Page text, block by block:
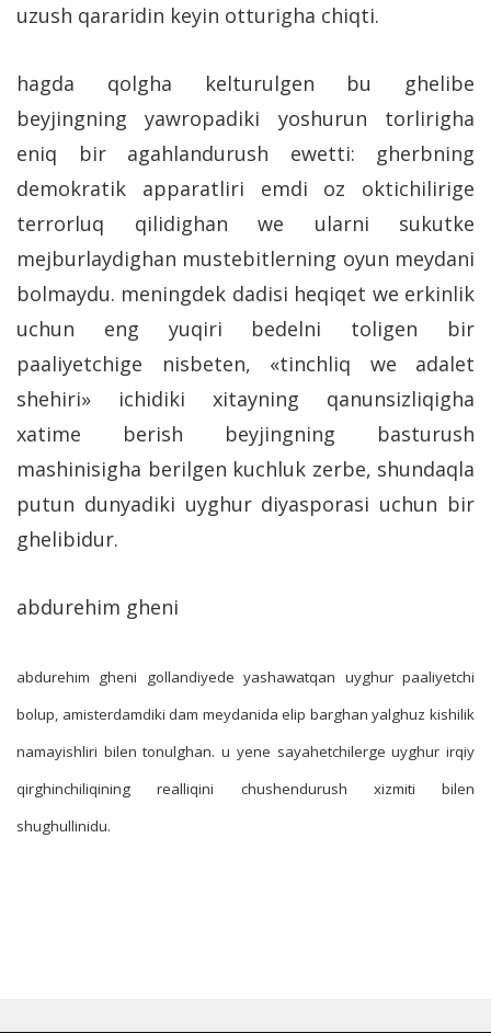
uzush qararidin keyin otturigha chiqti.
hagda qolgha kelturulgen bu ghelibe
beyjingning yawropadiki yoshurun torlirigha
eniq bir agahlandurush ewetti: gherbning
demokratik apparatliri emdi oz oktichilirige
terrorluq qilidighan we ularni sukutke
mejburlaydighan mustebitlerning oyun meydani
bolmaydu. meningdek dadisi heqiqet we erkinlik
uchun eng yuqiri bedelni toligen bir
paaliyetchige nisbeten, «tinchliq we adalet
shehiri» ichidiki xitayning qanunsizliqigha
xatime berish beyjingning basturush
mashinisigha berilgen kuchluk zerbe, shundaqla
putun dunyadiki uyghur diyasporasi uchun bir
ghelibidur.
abdurehim gheni
abdurehim gheni gollandiyede yashawatqan uyghur paaliyetchi
bolup, amisterdamdiki dam meydanida elip barghan yalghuz kishilik
namayishliri bilen tonulghan. u yene sayahetchilerge uyghur irqiy
qirghinchiliqining realliqini chushendurush xizmiti bilen
shughullinidu.